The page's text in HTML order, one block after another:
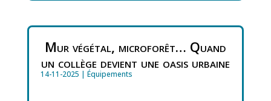
Mur végétal, microforêt… Quand
un collège devient une oasis urbaine
14-11-2025 | Équipements